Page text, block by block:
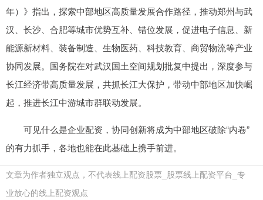
年）》指出，探索中部地区高质量发展合作路径，推动郑州与武
汉、长沙、合肥等城市优势互补、错位发展，促进电子信息、新
能源新材料、装备制造、生物医药、科技教育、商贸物流等产业
协同发展。国务院在对武汉国土空间规划批复中提出，深度参与
长江经济带高质量发展，共抓长江大保护，带动中部地区加快崛
起，推进长江中游城市群联动发展。
可见什么是企业配资，协同创新将成为中部地区破除“内卷”
的有力抓手，各地也能在此基础上携手前进。
文章为作者独立观点，不代表线上配资股票_股票线上配资平台_专
业放心的线上配资观点